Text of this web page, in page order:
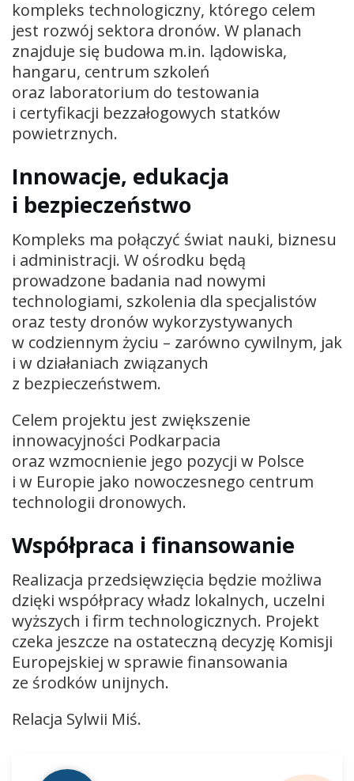
kompleks technologiczny, którego celem
jest rozwój sektora dronów. W planach
znajduje się budowa m.in. lądowiska,
hangaru, centrum szkoleń
oraz laboratorium do testowania
i certyfikacji bezzałogowych statków
powietrznych.
Innowacje, edukacja
i bezpieczeństwo
Kompleks ma połączyć świat nauki, biznesu
i administracji. W ośrodku będą
prowadzone badania nad nowymi
technologiami, szkolenia dla specjalistów
oraz testy dronów wykorzystywanych
w codziennym życiu – zarówno cywilnym, jak
i w działaniach związanych
z bezpieczeństwem.
Celem projektu jest zwiększenie
innowacyjności Podkarpacia
oraz wzmocnienie jego pozycji w Polsce
i w Europie jako nowoczesnego centrum
technologii dronowych.
Współpraca i finansowanie
Realizacja przedsięwzięcia będzie możliwa
dzięki współpracy władz lokalnych, uczelni
wyższych i firm technologicznych. Projekt
czeka jeszcze na ostateczną decyzję Komisji
Europejskiej w sprawie finansowania
ze środków unijnych.
Relacja Sylwii Miś.
plików